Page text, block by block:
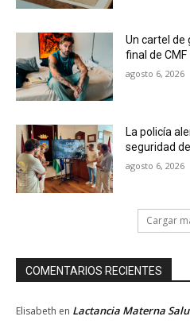
Un cartel de
final de CMF
agosto 6, 2026
La policía
seguridad
agosto 6, 2026
Cargar
COMENTARIOS RECIENTES
Elisabeth en Lactancia Materna